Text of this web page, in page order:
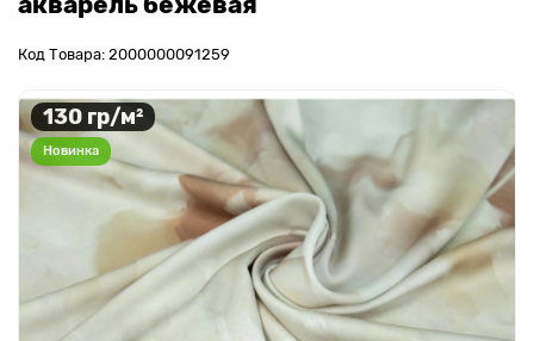
Код Товара: 2000000091259
130 гр/м²
Новинка